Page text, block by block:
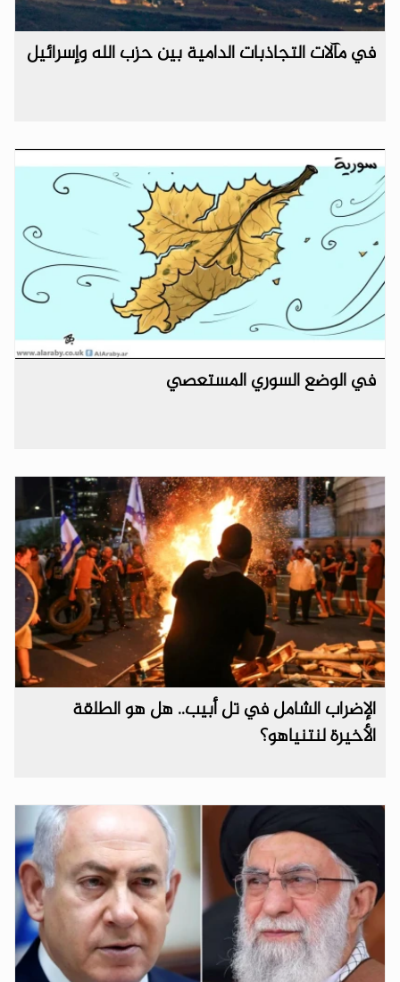
في مآلات التجاذبات الدامية بين حزب الله وإسرائيل
في الوضع السوري المستعصي
الإضراب الشامل في تل أبيب.. هل هو الطلقة
الأخيرة لنتنياهو؟